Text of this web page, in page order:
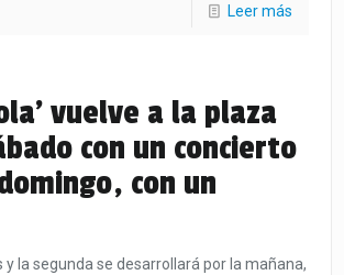
Leer más
vuelve a la plaza
con un concierto
con un
la segunda se desarrollará por la mañana,